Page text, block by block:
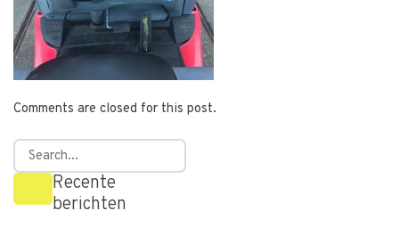
Comments are closed for this post.
Recente
berichten